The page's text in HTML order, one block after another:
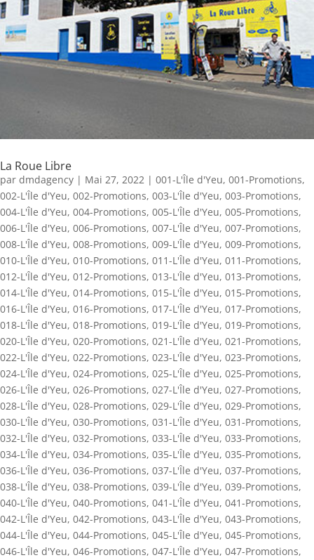
La Roue Libre
par dmdagency | Mai 27, 2022 | 001-L'Île d'Yeu, 001-Promotions,
002-L'Île d'Yeu, 002-Promotions, 003-L'Île d'Yeu, 003-Promotions,
004-L'Île d'Yeu, 004-Promotions, 005-L'Île d'Yeu, 005-Promotions,
006-L'Île d'Yeu, 006-Promotions, 007-L'Île d'Yeu, 007-Promotions,
008-L'Île d'Yeu, 008-Promotions, 009-L'Île d'Yeu, 009-Promotions,
010-L'Île d'Yeu, 010-Promotions, 011-L'Île d'Yeu, 011-Promotions,
012-L'Île d'Yeu, 012-Promotions, 013-L'Île d'Yeu, 013-Promotions,
014-L'Île d'Yeu, 014-Promotions, 015-L'Île d'Yeu, 015-Promotions,
016-L'Île d'Yeu, 016-Promotions, 017-L'Île d'Yeu, 017-Promotions,
018-L'Île d'Yeu, 018-Promotions, 019-L'Île d'Yeu, 019-Promotions,
020-L'Île d'Yeu, 020-Promotions, 021-L'Île d'Yeu, 021-Promotions,
022-L'Île d'Yeu, 022-Promotions, 023-L'Île d'Yeu, 023-Promotions,
024-L'Île d'Yeu, 024-Promotions, 025-L'Île d'Yeu, 025-Promotions,
026-L'Île d'Yeu, 026-Promotions, 027-L'Île d'Yeu, 027-Promotions,
028-L'Île d'Yeu, 028-Promotions, 029-L'Île d'Yeu, 029-Promotions,
030-L'Île d'Yeu, 030-Promotions, 031-L'Île d'Yeu, 031-Promotions,
032-L'Île d'Yeu, 032-Promotions, 033-L'Île d'Yeu, 033-Promotions,
034-L'Île d'Yeu, 034-Promotions, 035-L'Île d'Yeu, 035-Promotions,
036-L'Île d'Yeu, 036-Promotions, 037-L'Île d'Yeu, 037-Promotions,
038-L'Île d'Yeu, 038-Promotions, 039-L'Île d'Yeu, 039-Promotions,
040-L'Île d'Yeu, 040-Promotions, 041-L'Île d'Yeu, 041-Promotions,
042-L'Île d'Yeu, 042-Promotions, 043-L'Île d'Yeu, 043-Promotions,
044-L'Île d'Yeu, 044-Promotions, 045-L'Île d'Yeu, 045-Promotions,
046-L'Île d'Yeu, 046-Promotions, 047-L'Île d'Yeu, 047-Promotions,